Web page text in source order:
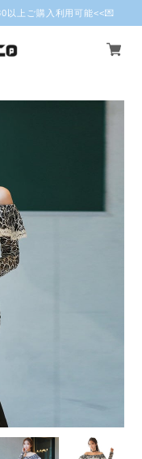
以上ご購入利用可能<<💌